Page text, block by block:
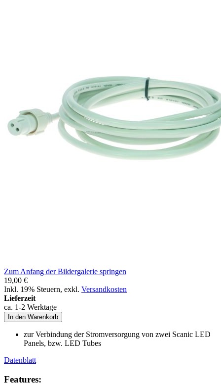
Zum Anfang der Bildergalerie springen
19,00 €
Inkl. 19% Steuern, exkl. Versandkosten
Lieferzeit
ca. 1-2 Werktage
In den Warenkorb
zur Verbindung der Stromversorgung von zwei Scanic LED
Panels, bzw. LED Tubes
Datenblatt
Features: